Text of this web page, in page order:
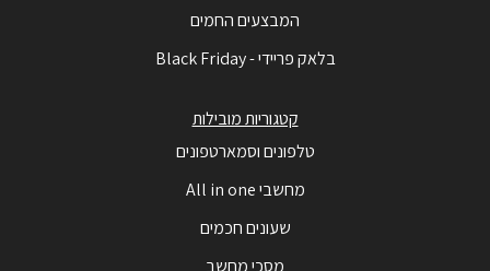
המבצעים החמים
בלאק פריידי - Black Friday
קטגוריות מובילות
טלפונים וסמארטפונים
מחשבי All in one
שעונים חכמים
מסכי מחשב